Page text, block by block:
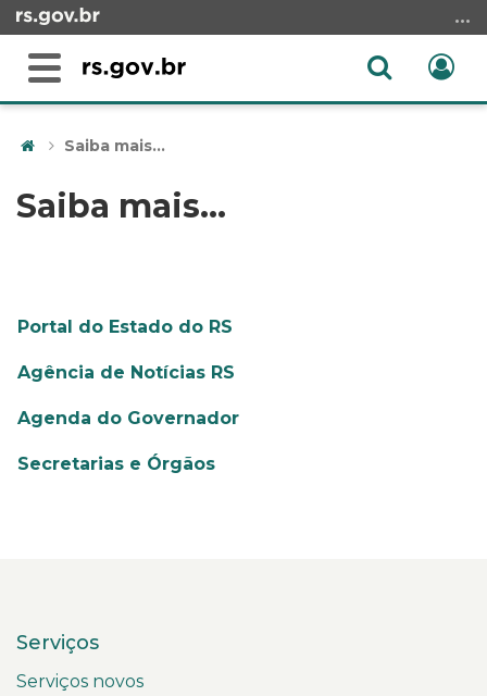
para
conteúdo
para
menu
Alterna
Abrir
do
Saiba mais...
Saiba mais...
Portal do Estado do RS
Agência de Notícias RS
Agenda do Governador
Secretarias e Órgãos
Serviços
Serviços novos